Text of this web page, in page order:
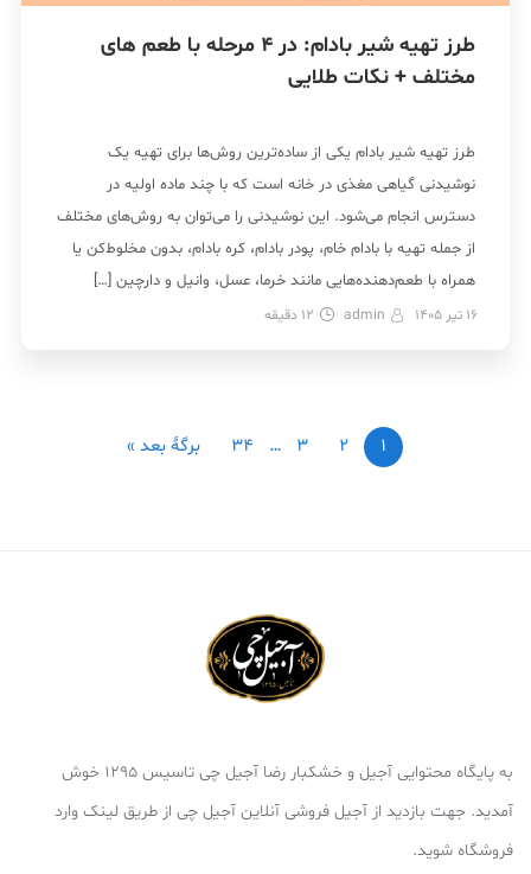
طرز تهیه شیر بادام: در 4 مرحله با طعم های
مختلف + نکات طلایی
طرز تهیه شیر بادام یکی از ساده‌ترین روش‌ها برای تهیه یک
نوشیدنی گیاهی مغذی در خانه است که با چند ماده اولیه در
دسترس انجام می‌شود. این نوشیدنی را می‌توان به روش‌های مختلف
از جمله تهیه با بادام خام، پودر بادام، کره بادام، بدون مخلوط‌کن یا
همراه با طعم‌دهنده‌هایی مانند خرما، عسل، وانیل و دارچین […]
16 تیر 1405 admin
12 دقیقه
1
2
3
…
34 برگهٔ بعد »
به پایگاه محتوایی آجیل و خشکبار رضا آجیل چی تاسیس 1295 خوش
آمدید. جهت بازدید از آجیل فروشی آنلاین آجیل چی از طریق لینک وارد
فروشگاه شوید.